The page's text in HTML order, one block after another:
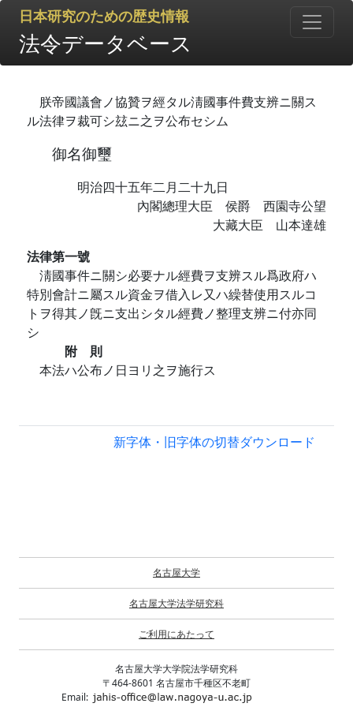
日本研究のための歴史情報
法令データベース
朕帝國議會ノ協贊ヲ經タル淸國事件費支辨ニ關ス
ル法律ヲ裁可シ玆ニ之ヲ公布セシム
御名御璽
明治四十五年二月二十九日
內閣總理大臣 侯爵 西園寺公望
大藏大臣 山本達雄
法律第一號
淸國事件ニ關シ必要ナル經費ヲ支辨スル爲政府ハ
特別會計ニ屬スル資金ヲ借入レ又ハ繰替使用スルコ
トヲ得其ノ旣ニ支出シタル經費ノ整理支辨ニ付亦同
シ
附 則
本法ハ公布ノ日ヨリ之ヲ施行ス
新字体・旧字体の切替ダウンロード
名古屋大学
名古屋大学法学研究科
ご利用にあたって
名古屋大学大学院法学研究科
〒464-8601 名古屋市千種区不老町
Email: